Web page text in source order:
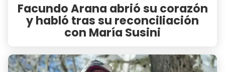
Facundo Arana abrió su corazón
y habló tras su reconciliación
con María Susini